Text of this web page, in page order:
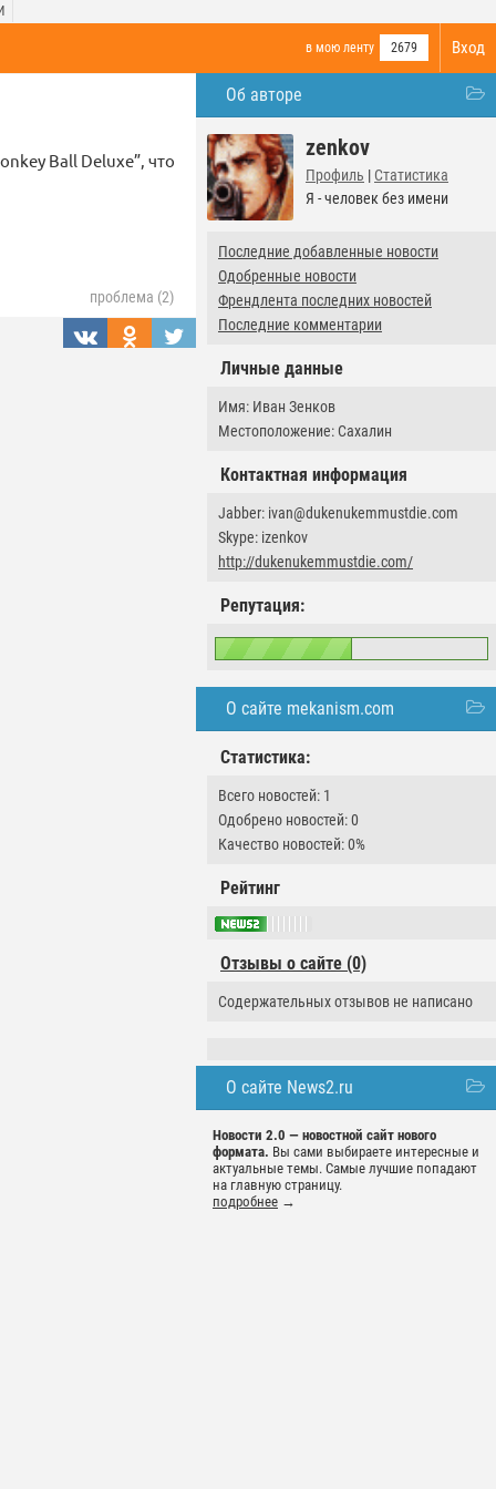
Вход
в мою ленту 2679
Об авторе
zenkov
Профиль | Статистика
Я - человек без имени
Последние добавленные новости
Одобренные новости
Френдлента последних новостей
Последние комментарии
Личные данные
Имя: Иван Зенков
Местоположение: Сахалин
Контактная информация
Jabber: ivan@dukenukemmustdie.com
Skype: izenkov
http://dukenukemmustdie.com/
Репутация:
О сайте mekanism.com
Статистика:
Всего новостей: 1
Одобрено новостей: 0
Качество новостей: 0%
Рейтинг
Отзывы о сайте (0)
Содержательных отзывов не написано
О сайте News2.ru
Новости 2.0 — новостной сайт нового
формата. Вы сами выбираете интересные и
актуальные темы. Самые лучшие попадают
на главную страницу.
подробнее →
Ball Deluxe”, что
проблема (2)